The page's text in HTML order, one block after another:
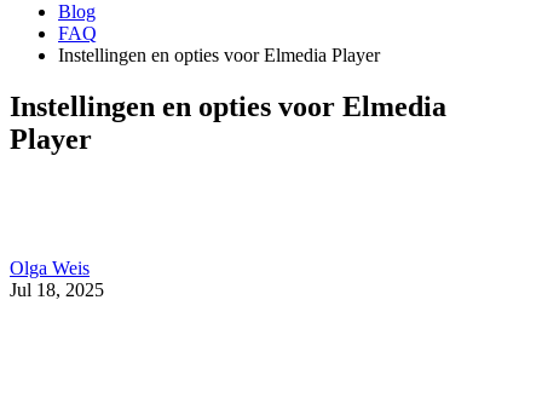
Blog
FAQ
Instellingen en opties voor Elmedia Player
Instellingen en opties voor Elmedia
Player
Olga Weis
Jul 18, 2025